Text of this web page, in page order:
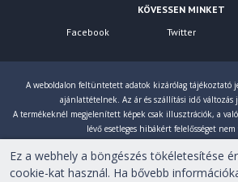
Manually Assign IP Address
• Maximum Manually Assign IP Address
MU-MIMO
UTF-8 SSID
WiFi MAC Address Filter
• Maximum MAC Filters : 64
Wireless Scheduler
KÖVESSEN MINKET
Facebook
Twitter
A weboldalon feltüntetett adatok kizárólag tájékoztató
ajánlattételnek. Az ár és szállítási idő
A termékeknél megjelenített képek csak illusztrációk, a
lévő esetleges hibákért felelősséget
számoljuk!
Ez a webhely a böngészés tökéletesítése
cookie-kat használ. Ha bővebb